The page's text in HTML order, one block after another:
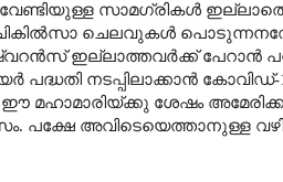
വേണ്ടിയുള്ള സാമഗ്രികൾ
ചികിൽസാ ചെലവുകൾ
ഇല്ലാത്തവർക്ക് പേറാൻ
നടപ്പിലാക്കാൻ
ഈ മഹാമാരിയ്ക്കു ശേഷം
പക്ഷേ അവിടെയെത്താനുള്ള